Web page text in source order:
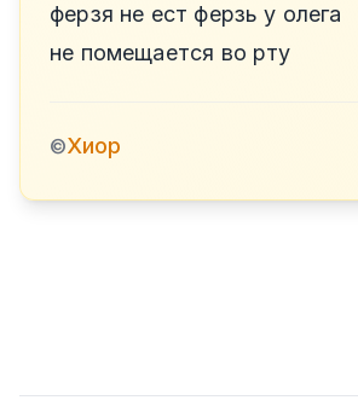
ферзя не ест ферзь у олега
не помещается во рту
©Хиор